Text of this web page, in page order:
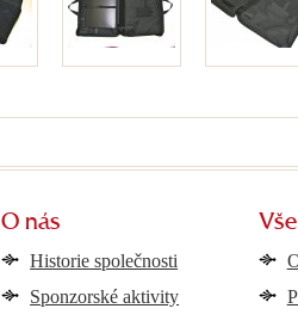
O nás
Historie společnosti
Sponzorské aktivity